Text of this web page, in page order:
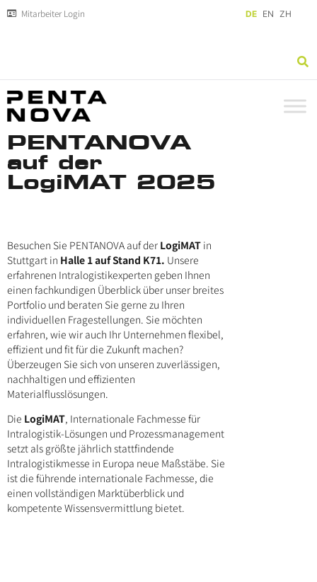
Mitarbeiter Login DE EN ZH
PENTANOVA
auf der
LogiMAT 2025
Besuchen Sie PENTANOVA auf der LogiMAT in
Stuttgart in Halle 1 auf Stand K71. Unsere
erfahrenen Intralogistikexperten geben Ihnen
einen fachkundigen Überblick über unser breites
Portfolio und beraten Sie gerne zu Ihren
individuellen Fragestellungen. Sie möchten
erfahren, wie wir auch Ihr Unternehmen flexibel,
effizient und fit für die Zukunft machen?
Überzeugen Sie sich von unseren zuverlässigen,
nachhaltigen und effizienten
Materialflusslösungen.
Die LogiMAT, Internationale Fachmesse für
Intralogistik-Lösungen und Prozessmanagement
setzt als größte jährlich stattfindende
Intralogistikmesse in Europa neue Maßstäbe. Sie
ist die führende internationale Fachmesse, die
einen vollständigen Marktüberblick und
kompetente Wissensvermittlung bietet.